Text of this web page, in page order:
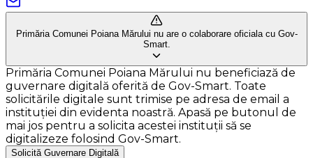
Primăria Comunei Poiana Mărului nu are o colaborare oficiala cu Gov-
Smart.
Primăria Comunei Poiana Mărului nu beneficiază de
guvernare digitală oferită de Gov-Smart. Toate
solicitările digitale sunt trimise pe adresa de email a
instituției din evidenta noastră. Apasă pe butonul de
mai jos pentru a solicita acestei instituții să se
digitalizeze folosind Gov-Smart.
Solicită Guvernare Digitală